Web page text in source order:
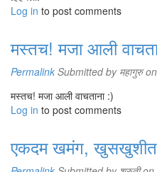
Log in to post comments
मस्तच! मजा आली
Permalink Submitted by महागुरुon
मस्तच! मजा आली वाचताना :)
Log in to post comments
एकदम खमंग,